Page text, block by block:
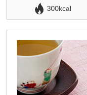
300kcal